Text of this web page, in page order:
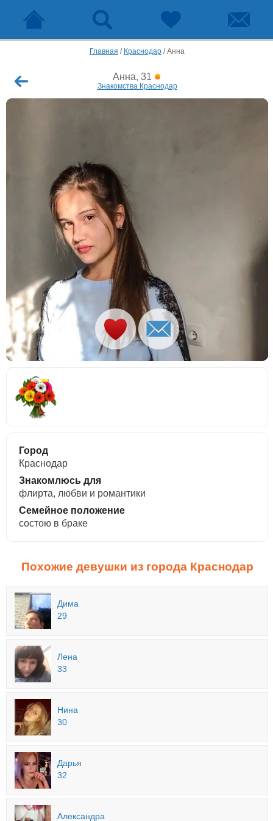
Главная / Краснодар /Анна
Анна, 31
Знакомства Краснодар
Город
Краснодар
Знакомлюсь для
флирта, любви и романтики
Семейное положение
состою в браке
Похожие девушки из города Краснодар
Дима
29
Лена
33
Нина
30
Дарья
32
Александра